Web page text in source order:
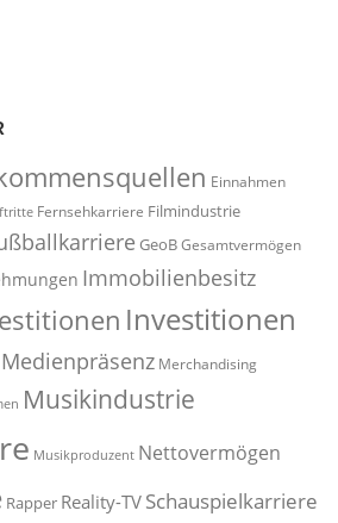
Einnahmen
Fernsehkarriere Filmindustrie
GeoBGesamtvermögen
Immobilienbesitz
Investitionen
Medienpräsenz Merchandising
Musikindustrie
Musikproduzent Nettovermögen
Rapper Reality-TV Schauspielkarriere